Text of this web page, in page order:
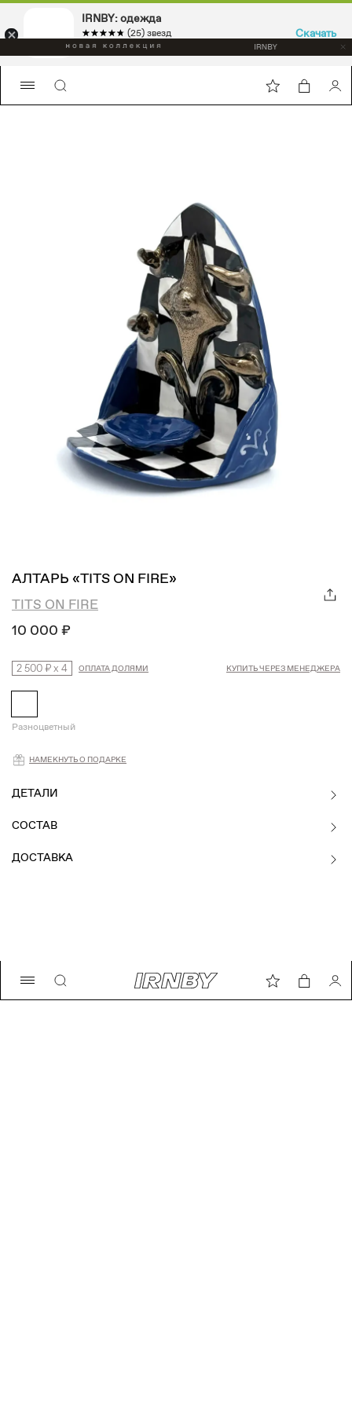
АЛТАРЬ «TITS ON FIRE»
TITS ON FIRE
10 000 ₽
2 500 ₽x 4 ОПЛАТА ДОЛЯМИ КУПИТЬ ЧЕРЕЗ МЕНЕДЖЕРА
Разноцветный
Намекнуть о подарке
НАМЕКНУТЬ О ПОДАРКЕ
ДЕТАЛИ
СОСТАВ
ДОСТАВКА
IRNBY: одежда
☆☆☆☆☆
★★★★★ (25) звезд
Sport & casual, аксессуары
Скачать